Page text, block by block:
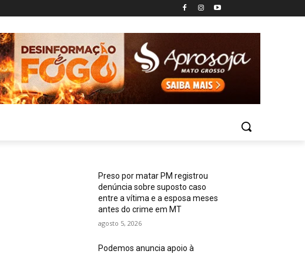
Preso por matar PM registrou
denúncia sobre suposto caso
entre a vítima e a esposa meses
antes do crime em MT
agosto 5, 2026
Podemos anuncia apoio à